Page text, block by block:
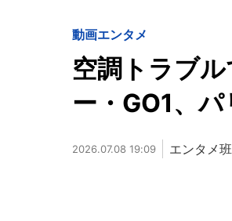
動画エンタメ
空調トラブ
ー・GO1、
2026.07.08 19:09 エンタメ班